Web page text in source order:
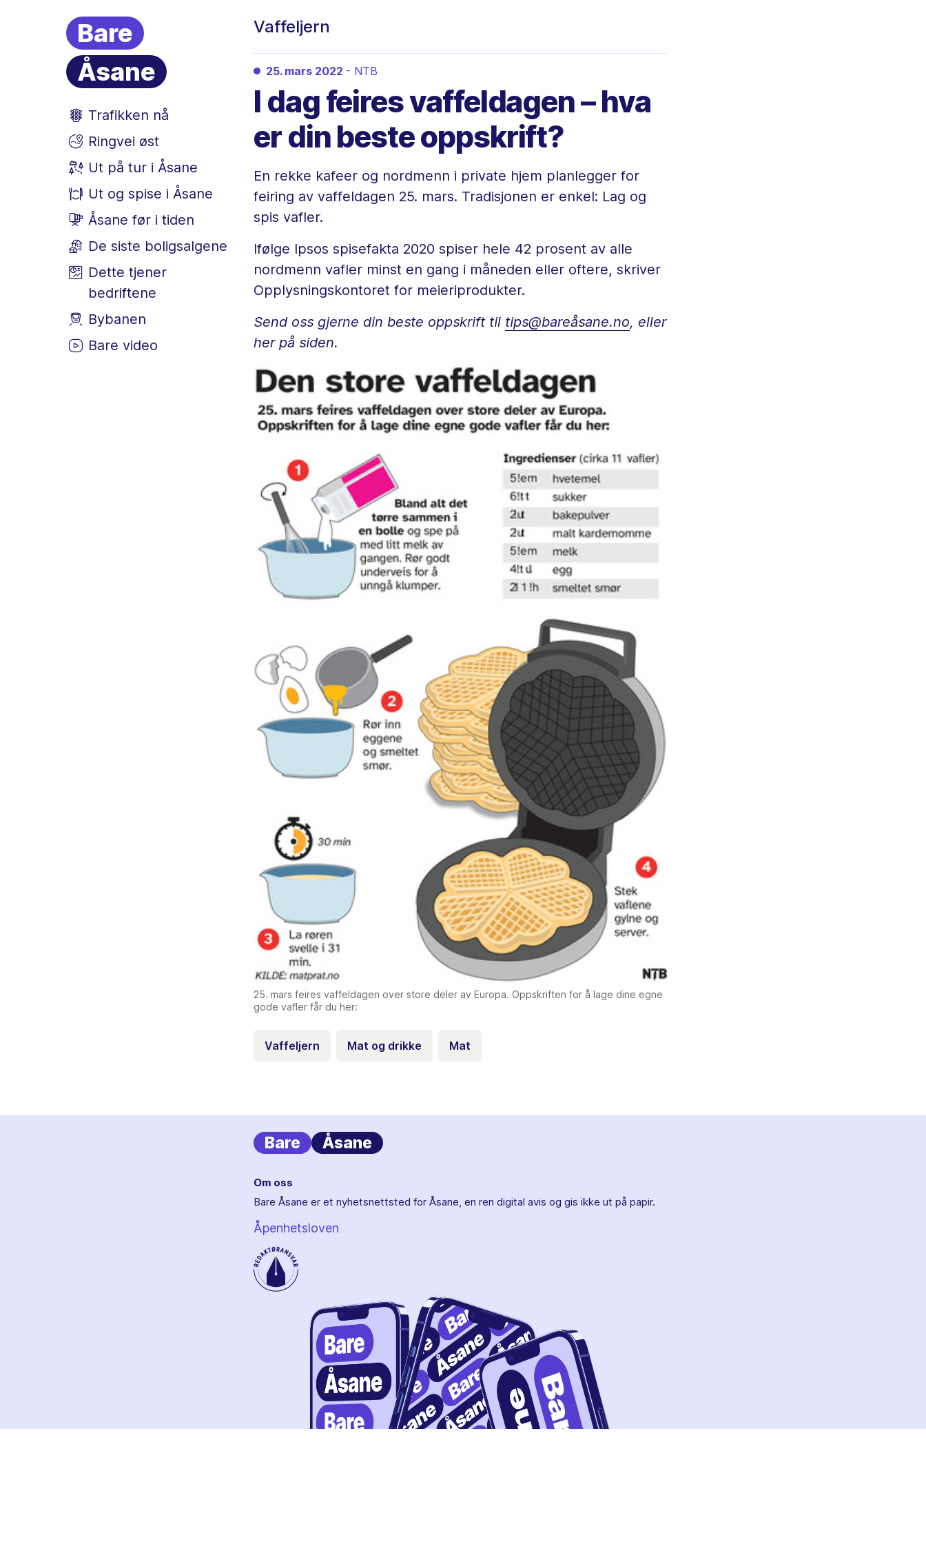
Bare
Åsane
Trafikken nå
Ringvei øst
Ut på tur i Åsane
Ut og spise i Åsane
Åsane før i tiden
De siste boligsalgene
Dette tjener
bedriftene
Bybanen
Bare video
Vaffeljern
25. mars 2022 - NTB
I dag feires vaffeldagen – hva
er din beste oppskrift?
En rekke kafeer og nordmenn i private hjem planlegger for
feiring av vaffeldagen 25. mars. Tradisjonen er enkel: Lag og
spis vafler.
Ifølge Ipsos spisefakta 2020 spiser hele 42 prosent av alle
nordmenn vafler minst en gang i måneden eller oftere, skriver
Opplysningskontoret for meieriprodukter.
Send oss gjerne din beste oppskrift til tips@bareåsane.no, eller
her på siden.
25. mars feires vaffeldagen over store deler av Europa. Oppskriften for å lage dine egne
gode vafler får du her:
Vaffeljern Mat og drikke Mat
Bare Åsane
Om oss
Bare Åsane er et nyhetsnettsted for Åsane, en ren digital avis og gis ikke ut på papir.
Åpenhetsloven